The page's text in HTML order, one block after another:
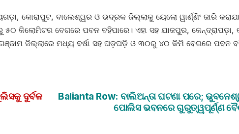
କୋରାପୁଟ, ବାଲେଶ୍ୱର ଓ ଭଦ୍ରକ ଜିଲ୍ଲାକୁ ୟେଲୋ ୱାର୍ଣ୍ଣିଂ ଜାରି
୫୦ କିଲୋମିଟର ବେଗରେ ପବନ ବହିପାରେ। ଏହା ସହ ଯାଜପୁର, କେନ୍ଦ୍ରାପଡ଼ା,
ଜିଲ୍ଲାରେ ମଧ୍ୟ ବର୍ଷା ସହ ଘଡ଼ଘଡ଼ି ଓ ୩୦ରୁ ୪୦ କିମି ବେଗରେ ପବନ
Balianta Row: ବାଲିଅନ୍ତା ଘଟଣା ପରେ;
ପୋଲିସ ଭବନରେ ଗୁରୁତ୍ୱପୂର୍ଣ୍ଣ
ଦୁର୍ବଳ